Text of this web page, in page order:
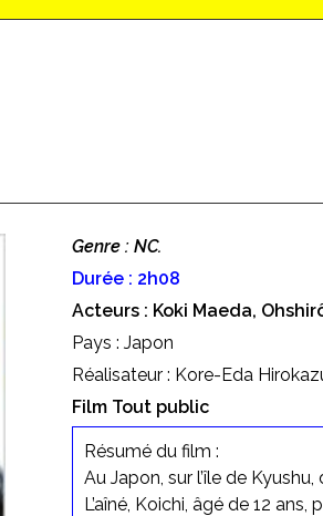
Genre : NC.
Durée : 2h08
Acteurs : Koki Maeda,
Pays : Japon
Réalisateur : Kore-Eda
Film Tout public
Résumé du film :
Au Japon, sur l’île de
L’aîné, Koichi, âgé de 12